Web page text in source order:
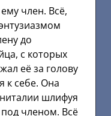
член. Всё,
до
с которых
её за голову
к себе. Она
шлифуя
членом. Всё